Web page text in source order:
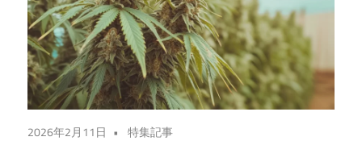
2026年2月11日 特集記事